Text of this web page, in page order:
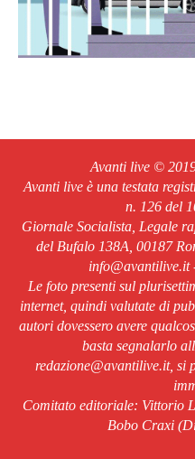
Avanti live ©
Avanti live è una testata
n. 126 del
Giornale Socialista, Legale
del Bufalo 138A, 00187
info@avantilive.it
Le foto presenti sul
internet, quindi valutate di
autori dovessero avere
basta segnalarlo
redazione@avantilive.it, si
Comitato editoriale: Vittorio
Bobo Craxi